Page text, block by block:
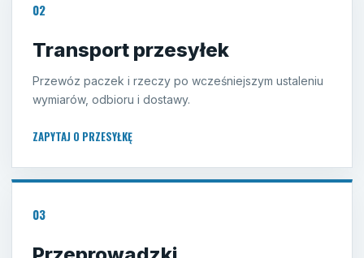
02
Transport przesyłek
Przewóz paczek i rzeczy po wcześniejszym ustaleniu
wymiarów, odbioru i dostawy.
ZAPYTAJ O PRZESYŁKĘ
03